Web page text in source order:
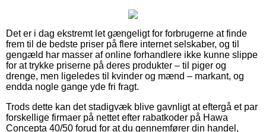
Det er i dag ekstremt let gængeligt for forbrugerne at finde
frem til de bedste priser på flere internet selskaber, og til
gengæld har masser af online forhandlere ikke kunne slippe
for at trykke priserne på deres produkter – til piger og
drenge, men ligeledes til kvinder og mænd – markant, og
endda nogle gange yde fri fragt.
Trods dette kan det stadigvæk blive gavnligt at eftergå et par
forskellige firmaer på nettet efter rabatkoder på Hawa
Concepta 40/50 forud for at du gennemfører din handel,